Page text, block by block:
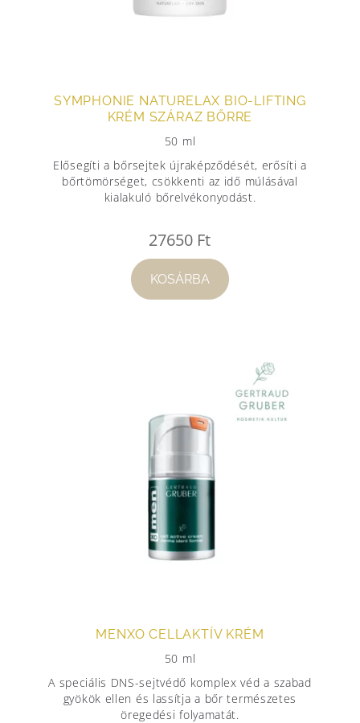
SYMPHONIE NATURELAX BIO-LIFTING
KRÉM SZÁRAZ BŐRRE
50 ml
Elősegíti a bőrsejtek újraképződését, erősíti a
bőrtömörséget, csökkenti az idő múlásával
kialakuló bőrelvékonyodást.
27650 Ft
KOSÁRBA
MENXO CELLAKTÍV KRÉM
50 ml
A speciális DNS-sejtvédő komplex véd a szabad
gyökök ellen és lassítja a bőr természetes
öregedési folyamatát.